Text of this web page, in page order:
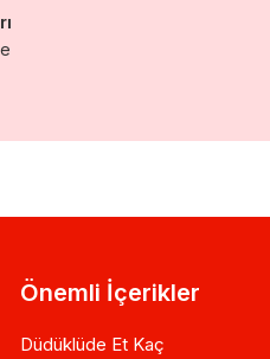
Önemli İçerikler
Düdüklüde Et Kaç